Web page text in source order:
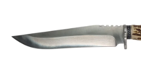
hviezdičiek.